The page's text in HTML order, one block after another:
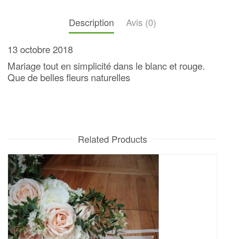
Description Avis (0)
13 octobre 2018
Mariage tout en simplicité dans le blanc et rouge.
Que de belles fleurs naturelles
Related Products